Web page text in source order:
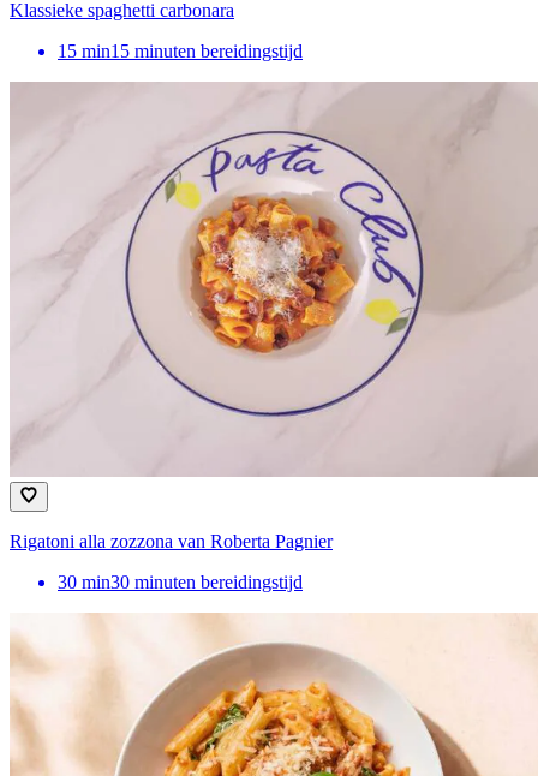
Klassieke spaghetti carbonara
15 min15 minuten bereidingstijd
Rigatoni alla zozzona van Roberta Pagnier
30 min30 minuten bereidingstijd